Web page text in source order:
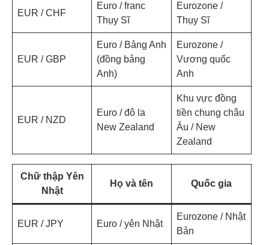
EUR / CHF
Euro / franc
Thụy Sĩ
Eurozone /
Thụy Sĩ
EUR / GBP
Euro / Bảng Anh
(đồng bảng
Anh)
Eurozone /
Vương quốc
Anh
EUR / NZD
Euro / đô la
New Zealand
Khu vực đồng
tiền chung châu
Âu / New
Zealand
Chữ thập Yên
Nhật
Họ và tên Quốc gia
EUR / JPY Euro / yên Nhật
Eurozone / Nhật
Bản